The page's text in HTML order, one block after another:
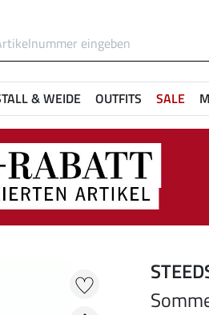
& WEIDE OUTFITS SALE